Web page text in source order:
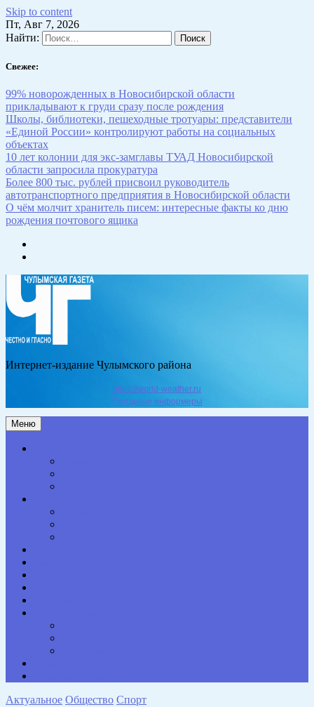
Skip to content
Пт, Авг 7, 2026
Найти:
Свежее:
99% новорожденных в Новосибирской области
прикладывают к груди сразу после рождения
Школы, библиотеки, пешеходные тротуары: представители
«Единой России» контролируют работы на социальных
объектах
10 лет колонии для экс-замглавы ТУАД Новосибирской
области запросила прокуратура
Более 800 тыс. рублей присвоил руководитель
автотранспортного предприятия в Новосибирской области
О чём молчит хранитель писем: интересные факты ко дню
рождения почтового ящика
Интернет-издание Чулымского района
https://world-weather.ru
Погодные информеры
Меню
Актуальное Общество Спорт